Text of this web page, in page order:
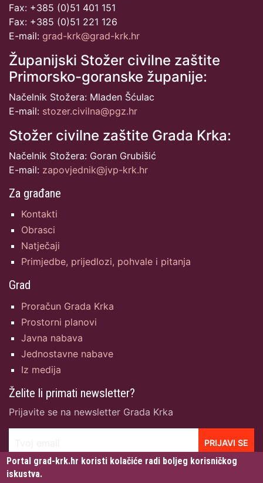
Fax: +385 (0)51 401 151
Fax: +385 (0)51 221 126
E-mail: grad-krk@grad-krk.hr
Županijski Stožer civilne zaštite
Primorsko-goranske županije:
Načelnik Stožera: Mladen Šćulac
E-mail: stozer.civilna@pgz.hr
Stožer civilne zaštite Grada Krka:
Načelnik Stožera: Goran Grubišić
E-mail: zapovjednik@jvp-krk.hr
Za građane
Kontakti
Obrasci
Natječaji
Primjedbe, prijedlozi, pohvale i pitanja
Grad
Proračun Grada Krka
Prostorni planovi
Javna nabava
Jednostavne nabave
Iz medija
Želite li primati newsletter?
Prijavite se na newsletter Grada Krka
PRIJAVI SE
Portal grad-krk.hr koristi kolačiće radi boljeg korisničkog
iskustva.